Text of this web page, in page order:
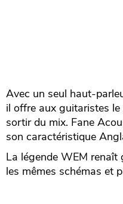
Avec un seul haut-
il offre aux guitaristes le
sortir du mix. Fane
son caractéristique
La légende WEM renaît
les mêmes schémas et